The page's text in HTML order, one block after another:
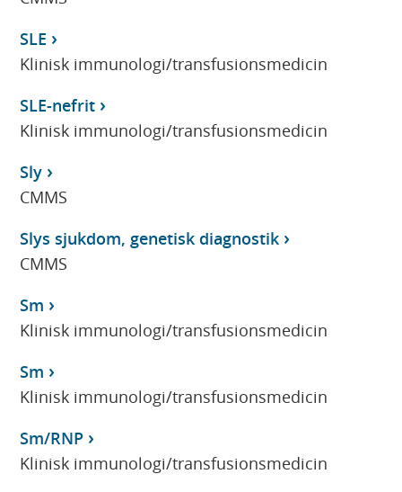
SLE
Klinisk immunologi/transfusionsmedicin
SLE-nefrit
Klinisk immunologi/transfusionsmedicin
Sly
CMMS
Slys sjukdom, genetisk diagnostik
CMMS
Sm
Klinisk immunologi/transfusionsmedicin
Sm
Klinisk immunologi/transfusionsmedicin
Sm/RNP
Klinisk immunologi/transfusionsmedicin